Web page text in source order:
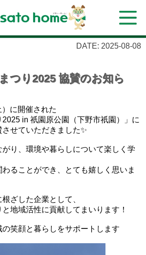
DATE: 2025-08-08
つり2025 協賛のお知ら
に開催された
2025 in 祇園原公園（下野市祇園）」に
せていただきました✨
り、環境や暮らしについて楽しく学
ることができ、とても嬉しく思いま
ざした企業として、
地域活性に貢献してまいります！
笑顔と暮らしをサポートします